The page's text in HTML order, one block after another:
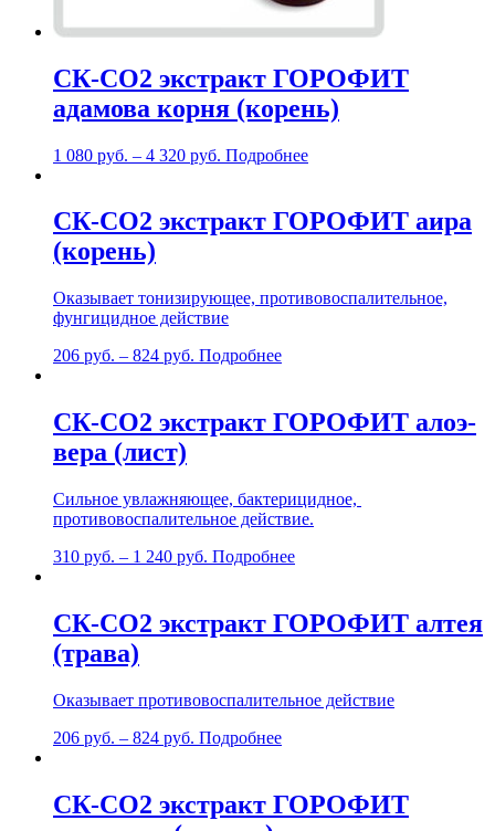
СК-СО2 экстракт ГОРОФИТ
адамова корня (корень)
1 080 руб. – 4 320 руб. Подробнее
СК-СО2 экстракт ГОРОФИТ аира
(корень)
Оказывает тонизирующее, противовоспалительное,
фунгицидное действие
206 руб. – 824 руб. Подробнее
СК-СО2 экстракт ГОРОФИТ алоэ-
вера (лист)
Сильное увлажняющее, бактерицидное,
противовоспалительное действие.
310 руб. – 1 240 руб. Подробнее
СК-СО2 экстракт ГОРОФИТ алтея
(трава)
Оказывает противовоспалительное действие
206 руб. – 824 руб. Подробнее
СК-СО2 экстракт ГОРОФИТ